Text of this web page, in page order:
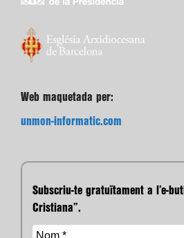
Web maquetada per:
unmon-informatic.com
Subscriu-te gratuïtament a l’e-
Cristiana”.